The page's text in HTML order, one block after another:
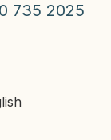
735 2025